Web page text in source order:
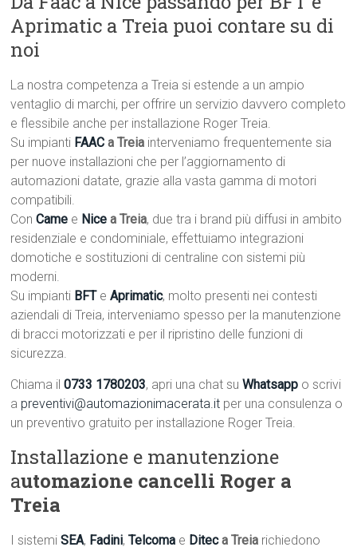
Aprimatic a Treia puoi contare su di
noi
La nostra competenza a Treia si estende a un ampio
ventaglio di marchi, per offrire un servizio davvero completo
e flessibile anche per installazione Roger Treia.
Su impianti FAAC a Treia interveniamo frequentemente sia
per nuove installazioni che per l’aggiornamento di
automazioni datate, grazie alla vasta gamma di motori
compatibili.
ConCame e Nice a Treia, due tra i brand più diffusi in ambito
residenziale e condominiale, effettuiamo integrazioni
domotiche e sostituzioni di centraline con sistemi più
moderni.
Su impianti BFT eAprimatic, molto presenti nei contesti
aziendali di Treia, interveniamo spesso per la manutenzione
di bracci motorizzati e per il ripristino delle funzioni di
sicurezza.
Chiama il0733 1780203, apri una chat suWhatsapp o scrivi
a preventivi@automazionimacerata.it per una consulenza o
un preventivo gratuito per installazione Roger Treia.
Installazione e manutenzione
automazione cancelli Roger a
Treia
I sistemiSEA, Fadini,Telcoma e Diteca Treia richiedono